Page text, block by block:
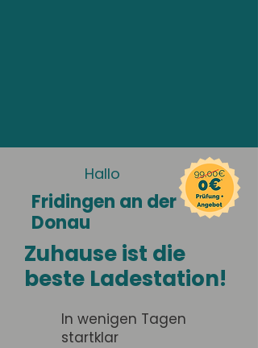
Hallo
Fridingen an der
Donau
Zuhause ist die
beste Ladestation!
In wenigen Tagen
startklar